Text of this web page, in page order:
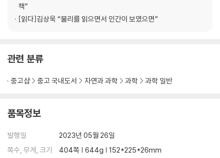
12장 나는 존재한다, 더구나 생각도 한다 ─ 정보란 무엇인가
13장 느낌과 상상, 인간을 특별하게 만드는 것들 ─ 느낌에서 상상 그리고
나오는 글
책”
[읽다]김상욱 “물리를 읽으면서 인간이 보였으면”
관련 분류
중고샵 중고 국내도서 자연과 과학 과학 과학 일반
품목정보
발행일
2023년 05월 26일
쪽수, 무게, 크기
404쪽 | 644g | 152*225*26mm